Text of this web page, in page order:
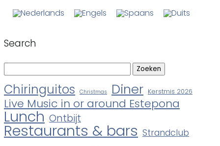
Search
Chiringuitos Christmas Diner Kerstmis 2026
Live Music in or around Estepona
Lunch Ontbijt
Restaurants & bars Strandclub